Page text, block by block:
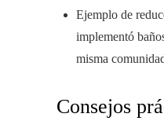
Ejemplo de
implementó
misma
Consejos